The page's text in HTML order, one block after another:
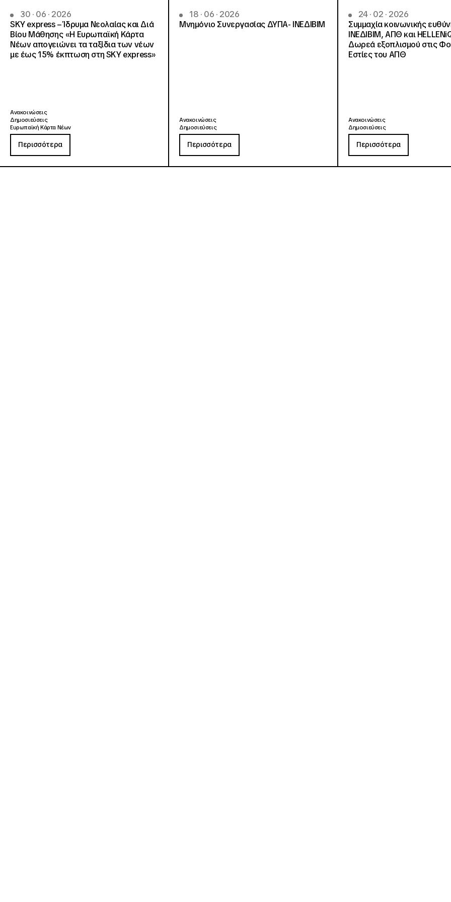
30 · 06 · 2026
SKY express – Ίδρυμα Νεολαίας και Διά
Βίου Μάθησης «Η Ευρωπαϊκή Κάρτα
Νέων απογειώνει τα ταξίδια των νέων
με έως 15% έκπτωση στη SKY express»
Ανακοινώσεις
Δημοσιεύσεις
Ευρωπαϊκή Κάρτα Νέων
Περισσότερα
18 · 06 · 2026
Μνημόνιο Συνεργασίας ΔΥΠΑ- ΙΝΕΔΙΒΙΜ
Ανακοινώσεις
Δημοσιεύσεις
Περισσότερα
24 · 02 · 2026
Συμμαχία κοινωνικής
ΙΝΕΔΙΒΙΜ, ΑΠΘ και
Δωρεά εξοπλισμού στις
Εστίες του ΑΠΘ
Ανακοινώσεις
Δημοσιεύσεις
Περισσότερα